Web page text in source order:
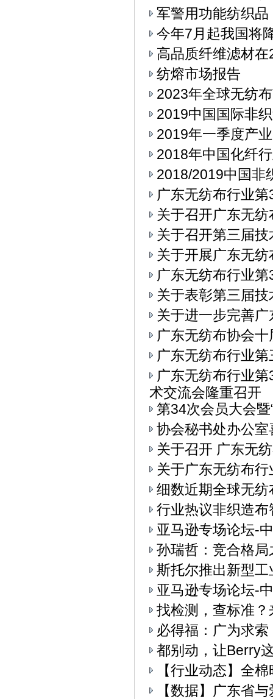
军警用功能纺织品
今年7月起我国将
高品质纤维滤材
纺熔市场报告
2023年全球无纺
2019中国国际非
2019年一季度产
2018年中国化纤
2018/2019中国非
广东无纺布行业
关于召开广东无
关于召开第三届
关于开展广东无
广东无纺布行业
关于表彰第三届
关于进一步完善
广东无纺布协会
广东无纺布行业
广东无纺布行业
术交流会隆重召开
第34次会员大会
协会秘书处办公室
关于召开 广东无
关于广东无纺布
细数近期全球无
行业热议非织造布
亚马逊专场论坛-
孙瑞哲：竞合格
斯托尔推出新型
亚马逊专场论坛-
找检测，查标准
必得福：广为求
都别动，让Berry
【行业动态】全
【数据】广东省